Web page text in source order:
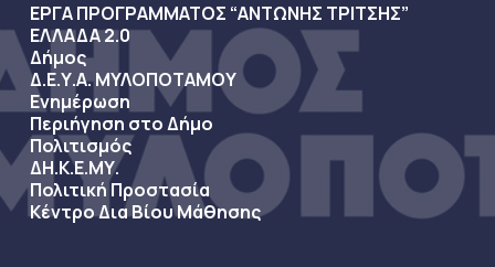
ΕΡΓΑ ΠΡΟΓΡΑΜΜΑΤΟΣ “ΑΝΤΩΝΗΣ ΤΡΙΤΣΗΣ”
ΕΛΛΑΔΑ 2.0
Δήμος
Δ.Ε.Υ.Α. ΜΥΛΟΠΟΤΑΜΟΥ
Ενημέρωση
Περιήγηση στο Δήμο
Πολιτισμός
ΔΗ.Κ.Ε.ΜΥ.
Πολιτική Προστασία
Κέντρο Δια Βίου Μάθησης